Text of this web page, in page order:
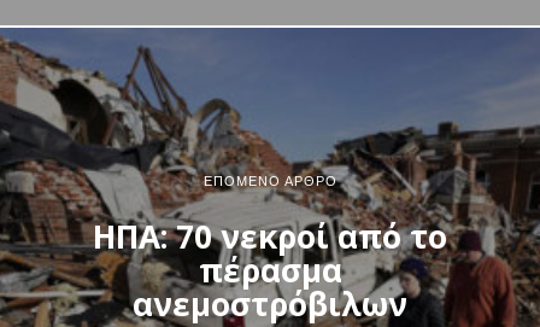
ΕΠΌΜΕΝΟ ΆΡΘΡΟ
ΗΠΑ: 70 νεκροί από το
πέρασμα
ανεμοστρόβιλων